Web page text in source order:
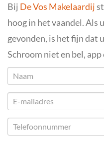
Bij De Vos Makelaardij
hoog in het vaandel. Als
gevonden, is het fijn dat
Schroom niet en bel,